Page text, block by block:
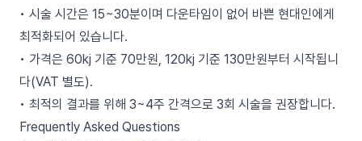
• 시술 시간은 15~30분이며 다운타임이 없어 바쁜 현대인에게
최적화되어 있습니다.
• 가격은 60kj 기준 70만원, 120kj 기준 130만원부터 시작됩니
다(VAT 별도).
• 최적의 결과를 위해 3~4주 간격으로 3회 시술을 권장합니다.
Frequently Asked Questions